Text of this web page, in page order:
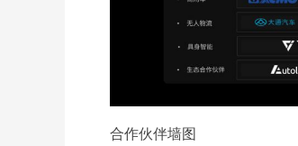
合作伙伴墙图